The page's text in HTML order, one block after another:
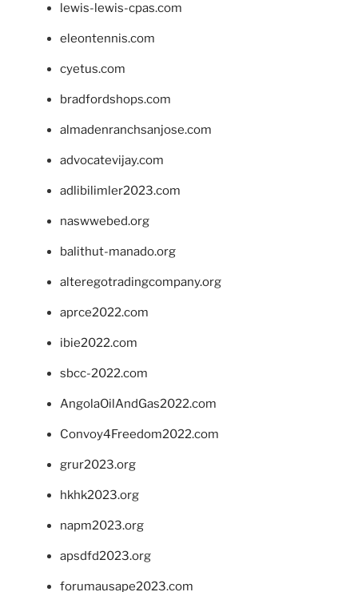
lewis-lewis-cpas.com
eleontennis.com
cyetus.com
bradfordshops.com
almadenranchsanjose.com
advocatevijay.com
adlibilimler2023.com
naswwebed.org
balithut-manado.org
alteregotradingcompany.org
aprce2022.com
ibie2022.com
sbcc-2022.com
AngolaOilAndGas2022.com
Convoy4Freedom2022.com
grur2023.org
hkhk2023.org
napm2023.org
apsdfd2023.org
forumausape2023.com